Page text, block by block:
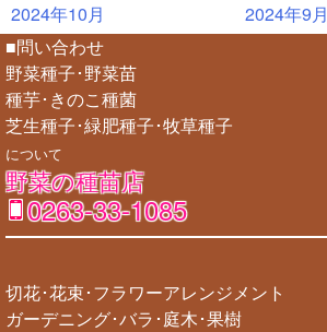
2024年10月
2024年9月
■問い合わせ
野菜種子･野菜苗
種芋･きのこ種菌
芝生種子･緑肥種子･牧草種子
について
野菜の種苗店
0263-33-1085
切花･花束･フラワーアレンジメント
ガーデニング･バラ･庭木･果樹